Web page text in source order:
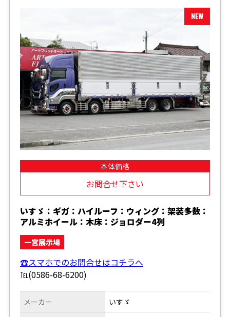
本体価格
お問合せ下さい
いすゞ：ギガ：ハイルーフ：ウィング：架装多数：
アルミホイール：木床：ジョロダー4列
一宮展示場
☎スマホでのお問合せはコチラへ
℡(0586-68-6200)
メーカー いすゞ